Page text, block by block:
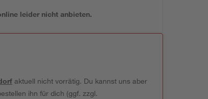
leider nicht anbieten.
aktuell nicht vorrätig. Du kannst uns aber
ihn für dich (ggf. zzgl.